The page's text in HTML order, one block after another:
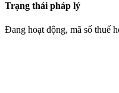
Trạng thái pháp lý
Đang hoạt động, mã số thuế